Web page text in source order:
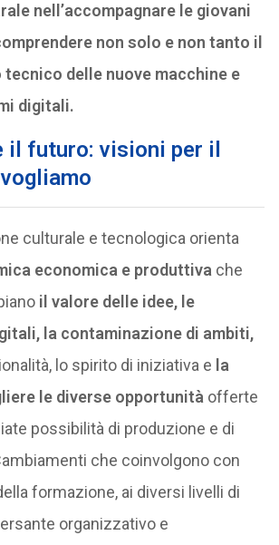
nell’accompagnare le giovani
non solo e non tanto il
delle nuove macchine e
digitali.
il futuro: visioni per il
culturale e tecnologica orienta
economica e produttiva che
il valore delle idee, le
la contaminazione di ambiti,
lo spirito di iniziativa e la
le diverse opportunità offerte
possibilità di produzione e di
che coinvolgono con
formazione, ai diversi livelli di
organizzativo e